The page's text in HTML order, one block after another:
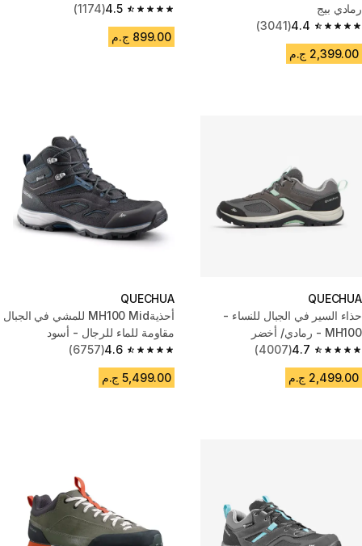
رمادي بيج
4.4
4.4 out of 5 stars from 3041 reviews
(3041)
2,399.00 ج.م
4.5
4.5 out of 5 stars from 1174 reviews
(1174)
899.00 ج.م
QUECHUA
حذاء السير في الجبال للنساء -
MH100 - رمادي/ أخضر
4.7
4.7 out of 5 stars from 4007 reviews
(4007)
2,499.00 ج.م
QUECHUA
أحذيةMH100 Mid للمشي في الجبال
مقاومة للماء للرجال - أسود
4.6
4.6 out of 5 stars from 6757 reviews
(6757)
5,499.00 ج.م